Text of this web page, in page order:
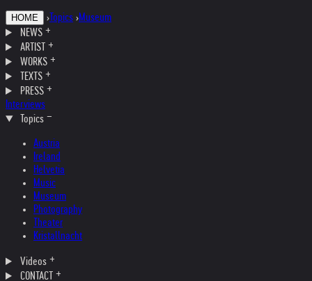
HOME › Topics ›Museum
NEWS
ARTIST
WORKS
TEXTS
PRESS
Interviews
Topics
Austria
Ireland
Helvetia
Music
Museum
Photography
Theater
Kristallnacht
Videos
CONTACT